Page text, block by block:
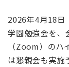
2026年4月18日
学園勉強会を、
（Zoom）のハ
は懇親会も実施